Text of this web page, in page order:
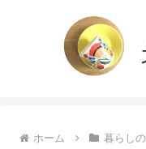
ホーム 暮らし